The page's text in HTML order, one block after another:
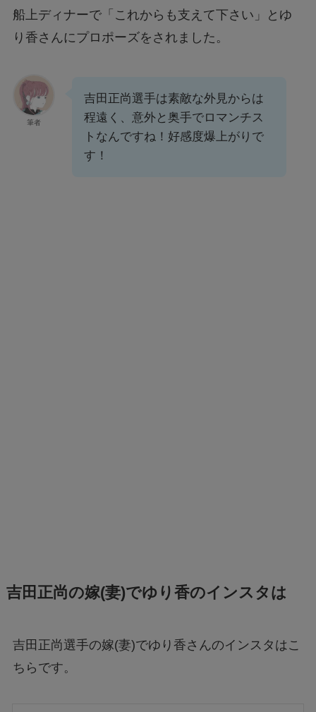
船上ディナーで「これからも支えて下さい」とゆ
り香さんにプロポーズをされました。
筆者
吉田正尚選手は素敵な外見からは
程遠く、意外と奥手でロマンチス
トなんですね！好感度爆上がりで
す！
吉田正尚の嫁(妻)でゆり香のインスタは
吉田正尚選手の嫁(妻)でゆり香さんのインスタはこ
ちらです。